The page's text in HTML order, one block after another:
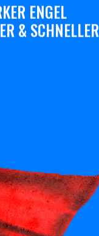
ENGEL
& SCHNELLER